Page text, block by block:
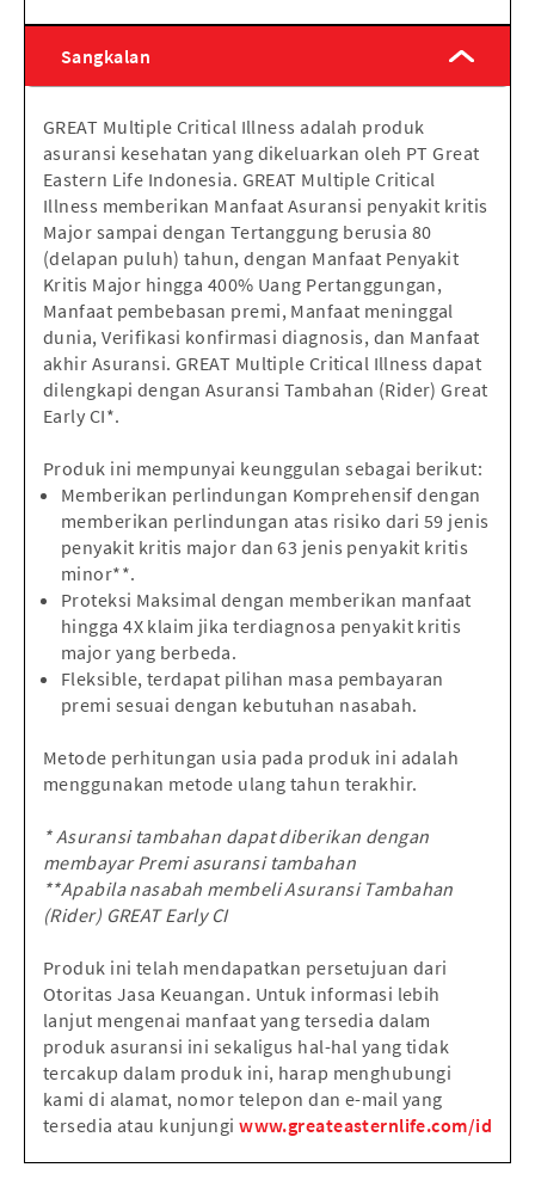
Sangkalan
GREAT Multiple Critical Illness adalah produk
asuransi kesehatan yang dikeluarkan oleh PT Great
Eastern Life Indonesia. GREAT Multiple Critical
Illness memberikan Manfaat Asuransi penyakit kritis
Major sampai dengan Tertanggung berusia 80
(delapan puluh) tahun, dengan Manfaat Penyakit
Kritis Major hingga 400% Uang Pertanggungan,
Manfaat pembebasan premi, Manfaat meninggal
dunia, Verifikasi konfirmasi diagnosis, dan Manfaat
akhir Asuransi. GREAT Multiple Critical Illness dapat
dilengkapi dengan Asuransi Tambahan (Rider) Great
Early CI*.
Produk ini mempunyai keunggulan sebagai berikut:
Memberikan perlindungan Komprehensif dengan
memberikan perlindungan atas risiko dari 59 jenis
penyakit kritis major dan 63 jenis penyakit kritis
minor**.
Proteksi Maksimal dengan memberikan manfaat
hingga 4X klaim jika terdiagnosa penyakit kritis
major yang berbeda.
Fleksible, terdapat pilihan masa pembayaran
premi sesuai dengan kebutuhan nasabah.
Metode perhitungan usia pada produk ini adalah
menggunakan metode ulang tahun terakhir.
* Asuransi tambahan dapat diberikan dengan
membayar Premi asuransi tambahan
**Apabila nasabah membeli Asuransi Tambahan
(Rider) GREAT Early CI
Produk ini telah mendapatkan persetujuan dari
Otoritas Jasa Keuangan. Untuk informasi lebih
lanjut mengenai manfaat yang tersedia dalam
produk asuransi ini sekaligus hal-hal yang tidak
tercakup dalam produk ini, harap menghubungi
kami di alamat, nomor telepon dan e-mail yang
tersedia atau kunjungiwww.greateasternlife.com/id